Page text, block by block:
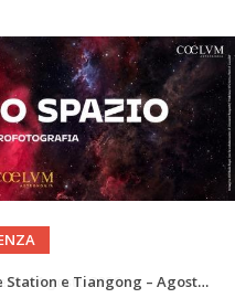
2026
2026: Delfino